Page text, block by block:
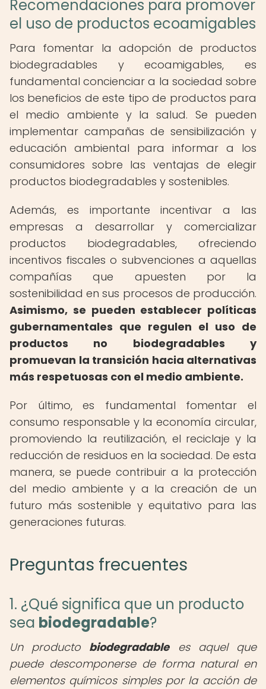
Recomendaciones para promover
el uso de productos ecoamigables
Para fomentar la adopción de productos
biodegradables y ecoamigables, es
fundamental concienciar a la sociedad sobre
los beneficios de este tipo de productos para
el medio ambiente y la salud. Se pueden
implementar campañas de sensibilización y
educación ambiental para informar a los
consumidores sobre las ventajas de elegir
productos biodegradables y sostenibles.
Además, es importante incentivar a las
empresas a desarrollar y comercializar
productos biodegradables, ofreciendo
incentivos fiscales o subvenciones a aquellas
compañías que apuesten por la
sostenibilidad en sus procesos de producción.
Asimismo, se pueden establecer políticas
gubernamentales que regulen el uso de
productos no biodegradables y
promuevan la transición hacia alternativas
más respetuosas con el medio ambiente.
Por último, es fundamental fomentar el
consumo responsable y la economía circular,
promoviendo la reutilización, el reciclaje y la
reducción de residuos en la sociedad. De esta
manera, se puede contribuir a la protección
del medio ambiente y a la creación de un
futuro más sostenible y equitativo para las
generaciones futuras.
Preguntas frecuentes
1. ¿Qué significa que un producto
sea biodegradable?
Un producto biodegradablees aquel que
puede descomponerse de forma natural en
elementos químicos simples por la acción de